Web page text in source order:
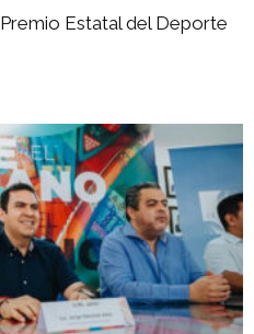
Estatal del Deporte